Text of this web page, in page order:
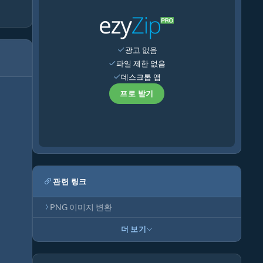
광고 없음
파일 제한 없음
데스크톱 앱
프로 받기
관련 링크
PNG 이미지 변환
더 보기